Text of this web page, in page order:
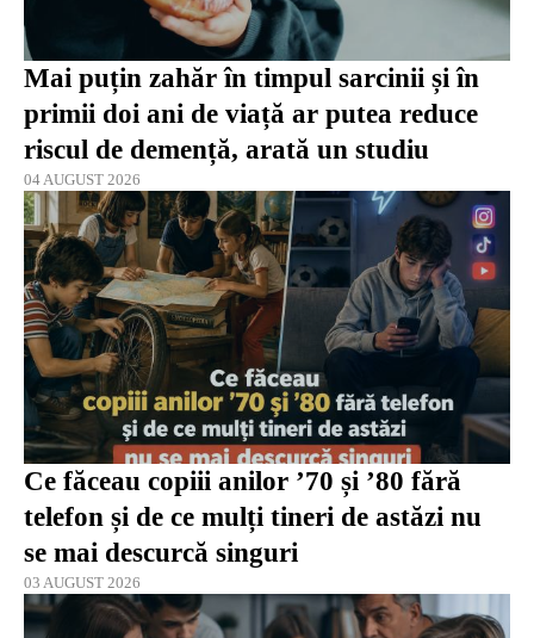
Mai puțin zahăr în timpul sarcinii și în
primii doi ani de viață ar putea reduce
riscul de demență, arată un studiu
04 AUGUST 2026
Ce făceau copiii anilor ’70 și ’80 fără
telefon și de ce mulți tineri de astăzi nu
se mai descurcă singuri
03 AUGUST 2026